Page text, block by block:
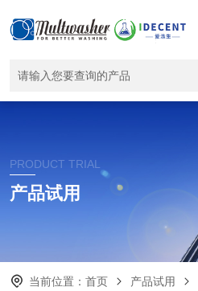
PRODUCT TRIAL
产品试用
当前位置： 首页 产品试用